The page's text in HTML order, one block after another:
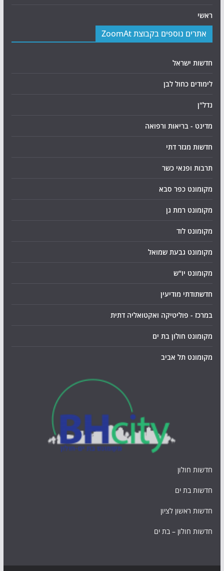
ראשי
אתרים נוספים בקבוצת ZoomAt
חדשות ישראל
לימודים כחול לבן
נדל"ן
מדינט - בריאות ורפואה
חדשות מגזר דתי
תרבות ופנאי כשר
מקומונט כפר סבא
מקומונט רמת גן
מקומונט לוד
מקומונט גבעת שמואל
מקומונט יו"ש
חדשתודתי מודיעין
במרכז - פוליטיקה ואקטואליה דתית
מקומונט חולון בת ים
מקומונט תל אביב
חדשות חולון
חדשות בת ים
חדשות ראשון לציון
חדשות חולון – בת ים